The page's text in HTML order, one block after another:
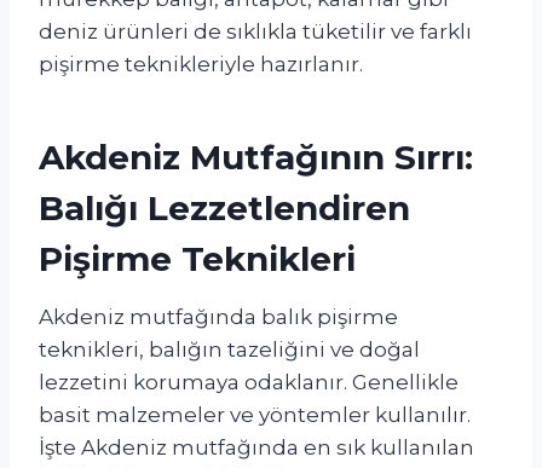
deniz ürünleri de sıklıkla tüketilir ve farklı
pişirme teknikleriyle hazırlanır.
Akdeniz Mutfağının Sırrı:
Balığı Lezzetlendiren
Pişirme Teknikleri
Akdeniz mutfağında balık pişirme
teknikleri, balığın tazeliğini ve doğal
lezzetini korumaya odaklanır. Genellikle
basit malzemeler ve yöntemler kullanılır.
İşte Akdeniz mutfağında en sık kullanılan